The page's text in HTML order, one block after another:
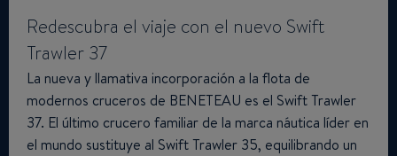
Redescubra el viaje con el nuevo Swift
Trawler 37
La nueva y llamativa incorporación a la flota de
modernos cruceros de BENETEAU es el Swift Trawler
37. El último crucero familiar de la marca náutica líder en
el mundo sustituye al Swift Trawler 35, equilibrando un